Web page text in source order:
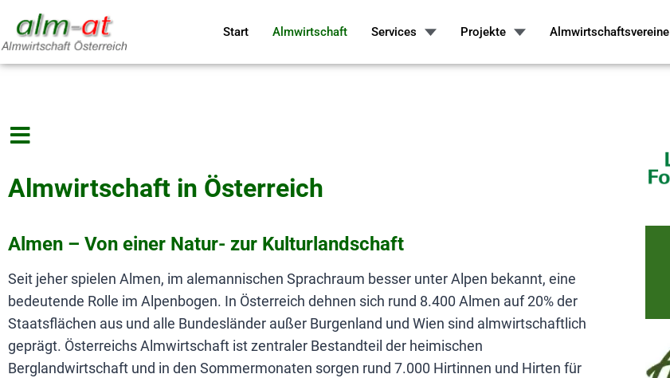
Start Almwirtschaft Services Projekte Almwirtschaftsvereine
Almwirtschaft in Österreich
Almen – Von einer Natur- zur Kulturlandschaft
Seit jeher spielen Almen, im alemannischen Sprachraum besser unter Alpen bekannt, eine
bedeutende Rolle im Alpenbogen. In Österreich dehnen sich rund 8.400 Almen auf 20% der
Staatsflächen aus und alle Bundesländer außer Burgenland und Wien sind almwirtschaftlich
geprägt. Österreichs Almwirtschaft ist zentraler Bestandteil der heimischen
Berglandwirtschaft und in den Sommermonaten sorgen rund 7.000 Hirtinnen und Hirten für